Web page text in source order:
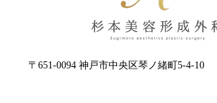
〒651-0094 神戸市中央区琴ノ緒町5-4-10